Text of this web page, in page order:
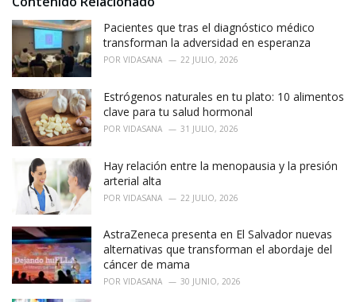
r
i
s
:
:
Pacientes que tras el diagnóstico médico
transforman la adversidad en esperanza
POR VIDASANA 22 JULIO, 2026
Estrógenos naturales en tu plato: 10 alimentos
clave para tu salud hormonal
POR VIDASANA 31 JULIO, 2026
Hay relación entre la menopausia y la presión
arterial alta
POR VIDASANA 22 JULIO, 2026
AstraZeneca presenta en El Salvador nuevas
alternativas que transforman el abordaje del
cáncer de mama
POR VIDASANA 30 JUNIO, 2026